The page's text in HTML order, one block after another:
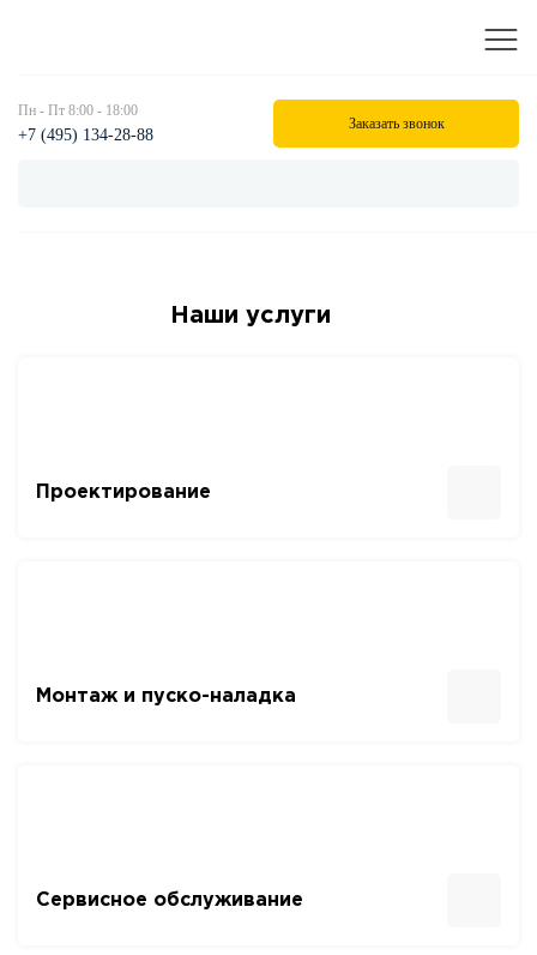
Пн - Пт 8:00 - 18:00
+7 (495) 134-28-88
Заказать звонок
Наши услуги
Проектирование
Монтаж и пуско-наладка
Сервисное обслуживание